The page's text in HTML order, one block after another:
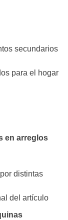
secundarios
para el hogar
en arreglos
distintas
del artículo